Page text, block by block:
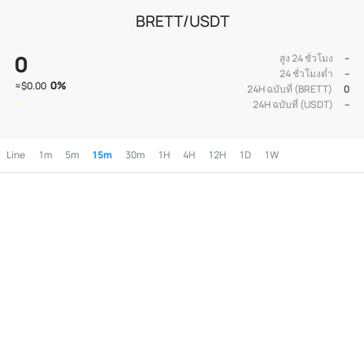
BRETT/USDT
0
≈$0.00 0%
สูง 24 ชั่วโมง
--
24 ชั่วโมงต่ำ
--
24H ฉบับที่ (BRETT)
0
24H ฉบับที่ (USDT)
--
Line 1m 5m 15m 30m 1H 4H 12H 1D 1W